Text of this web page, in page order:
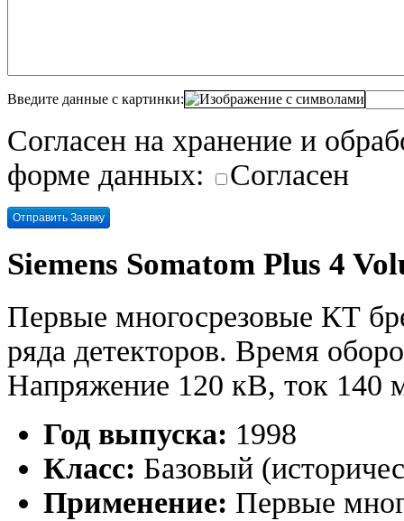
Введите данные с картинки:
Согласен на хранение и
форме данных:
Согласен
Siemens Somatom Plus 4
Первые многосрезовые КТ
ряда детекторов. Время
Напряжение 120 кВ, ток 140
Год выпуска: 1998
Класс: Базовый
Применение: Первые